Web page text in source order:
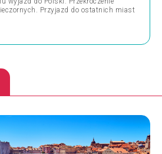
Przyjazd do ostatnich miast